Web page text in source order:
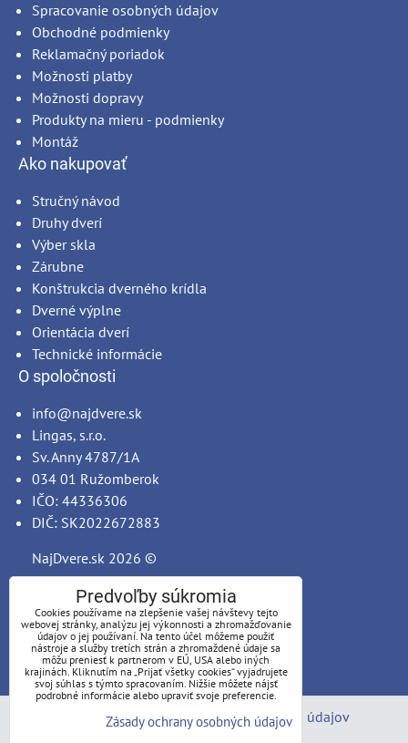
Spracovanie osobných údajov
Obchodné podmienky
Reklamačný poriadok
Možnosti platby
Možnosti dopravy
Produkty na mieru - podmienky
Montáž
Ako nakupovať
Stručný návod
Druhy dverí
Výber skla
Zárubne
Konštrukcia dverného krídla
Dverné výplne
Orientácia dverí
Technické informácie
O spoločnosti
info@najdvere.sk
Lingas, s.r.o.
Sv. Anny 4787/1A
034 01 Ružomberok
IČO: 44336306
DIČ: SK2022672883
NajDvere.sk 2026 ©
Predvoľby súkromia
Zásady ochrany osobných údajov
Predvoľby súkromia
Cookies používame na zlepšenie vašej návštevy tejto
webovej stránky, analýzu jej výkonnosti a zhromažďovanie
údajov o jej používaní. Na tento účel môžeme použiť
nástroje a služby tretích strán a zhromaždené údaje sa
môžu preniesť k partnerom v EÚ, USA alebo iných
krajinách. Kliknutím na „Prijať všetky cookies“ vyjadrujete
svoj súhlas s týmto spracovaním. Nižšie môžete nájsť
podrobné informácie alebo upraviť svoje preferencie.
Zásady ochrany osobných údajov